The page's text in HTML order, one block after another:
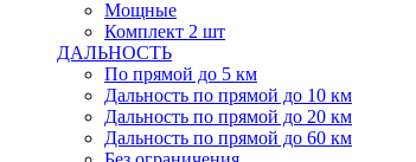
Мощные
Комплект 2 шт
ДАЛЬНОСТЬ
По прямой до 5 км
Дальность по прямой до 10 км
Дальность по прямой до 20 км
Дальность по прямой до 60 км